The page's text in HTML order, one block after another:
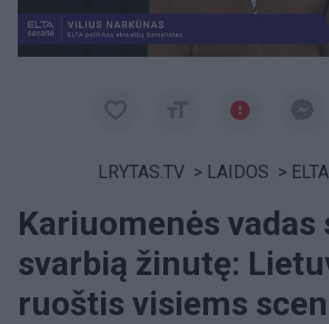
LRYTAS.TV > LAIDOS >
Kariuomenės vadas
svarbią žinutę:
ruoštis visiems